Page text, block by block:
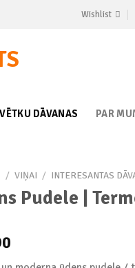
Wishlist
DĀVANAS PAR
/ VIŅAI / INTERESANTAS
Pudele |